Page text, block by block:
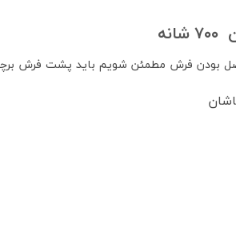
اصل بودن فرش مطمئن شویم باید پشت فرش